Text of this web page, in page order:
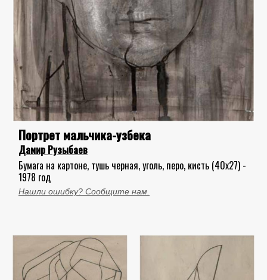
Портрет мальчика-узбека
Дамир Рузыбаев
Бумага на картоне, тушь черная, уголь, перо, кисть (40x27) -
1978 год
Нашли ошибку? Сообщите нам.